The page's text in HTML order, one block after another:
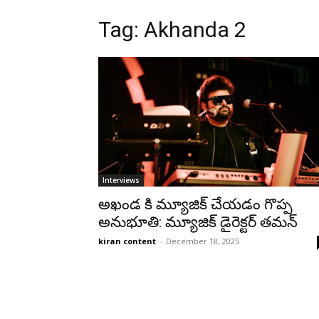
Tag: Akhanda 2
Interviews
అఖండ కి మ్యూజిక్ చేయడం గొప్ప
అనుభూతి: మ్యూజిక్ డైరెక్టర్ తమన్
kiran content - December 18, 2025